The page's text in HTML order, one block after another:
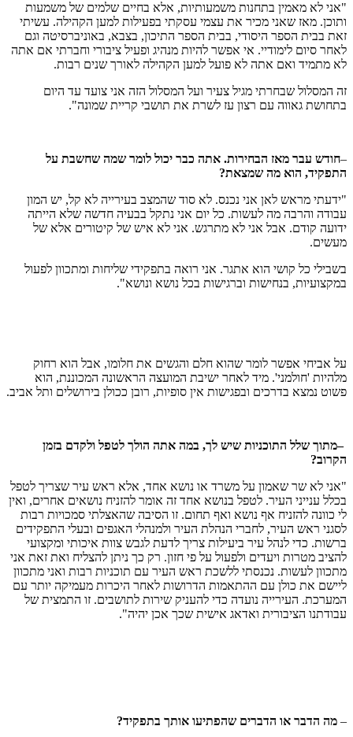
"אני לא מאמין בתחנות משמעותיות, אלא בחיים שלמים של משמעות
ותוכן. מאז שאני מכיר את עצמי עסקתי בפעילות למען הקהילה. עשיתי
זאת בבית הספר היסודי, בבית הספר התיכון, בצבא, באוניברסיטה וגם
לאחר סיום לימודיי. אי אפשר להיות מנהיג ופעיל ציבורי וחברתי אם אתה
לא מתמיד ואם אתה לא פועל למען הקהילה לאורך שנים רבות.
זה המסלול שבחרתי מגיל צעיר ועל המסלול הזה אני צועד עד היום
בתחושת גאווה עם רצון עז לשרת את תושבי קריית שמונה".
–חודש עבר מאז הבחירות. אתה כבר יכול לומר שמה שחשבת על
התפקיד, הוא מה שמצאת?
"ידעתי מראש לאן אני נכנס. לא סוד שהמצב בעירייה לא קל, יש המון
עבודה והרבה מה לעשות. כל יום אני נתקל בבעיה חדשה שלא הייתה
ידועה קודם. אבל אני לא מתרגש. אני לא איש של קיטורים אלא של
מעשים.
בשבילי כל קושי הוא אתגר. אני רואה בתפקידי שליחות ומתכוון לפעול
במקצועיות, בנחישות וברגישות בכל נושא ונושא".
על אביחי אפשר לומר שהוא חלם והגשים את חלומו, אבל הוא רחוק
מלהיות 'חולמני'. מיד לאחר ישיבת המועצה הראשונה המכוננת, הוא
פשוט נמצא בדרכים ובפגישות אין סופיות, רובן ככולן בירושלים ותל אביב.
–מתוך שלל התוכניות שיש לך, במה אתה הולך לטפל ולקדם בזמן
הקרוב?
"אני לא שר שאמון על משרד או נושא אחד, אלא ראש עיר שצריך לטפל
בכלל ענייני העיר. לטפל בנושא אחד זה אומר להזניח נושאים אחרים, ואין
לי כוונה להזניח אף נושא ואף תחום. זו הסיבה שהאצלתי סמכויות רבות
לסגני ראש העיר, לחברי הנהלת העיר ולמנהלי האגפים ובעלי התפקידים
ברשות. כדי לנהל עיר ביעילות צריך לדעת לגבש צוות איכותי ומקצועי
להציב מטרות ויעדים ולפעול על פי חזון. רק כך ניתן להצליח ואת זאת אני
מתכוון לעשות. נכנסתי ללשכת ראש העיר עם תוכניות רבות ואני מתכוון
ליישם את כולן עם ההתאמות הדרושות לאחר היכרות מעמיקה יותר עם
המערכת. העירייה נועדה כדי להעניק שירות לתושבים. זו התמצית של
עבודתנו הציבורית ואדאג אישית שכך אכן יהיה".
– מה הדבר או הדברים שהפתיעו אותך בתפקיד?